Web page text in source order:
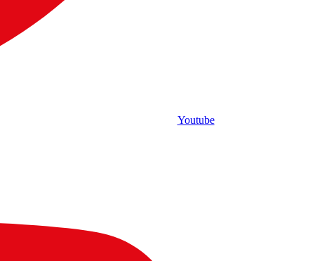
Youtube